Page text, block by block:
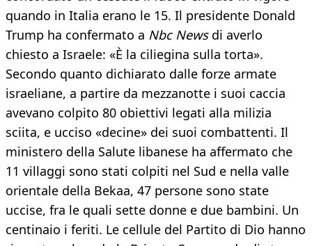
quando in Italia erano le 15. Il presidente Donald
Trump ha confermato a Nbc Newsdi averlo
chiesto a Israele: «È la ciliegina sulla torta».
Secondo quanto dichiarato dalle forze armate
israeliane, a partire da mezzanotte i suoi caccia
avevano colpito 80 obiettivi legati alla milizia
sciita, e ucciso «decine» dei suoi combattenti. Il
ministero della Salute libanese ha affermato che
11 villaggi sono stati colpiti nel Sud e nella valle
orientale della Bekaa, 47 persone sono state
uccise, fra le quali sette donne e due bambini. Un
centinaio i feriti. Le cellule del Partito di Dio hanno